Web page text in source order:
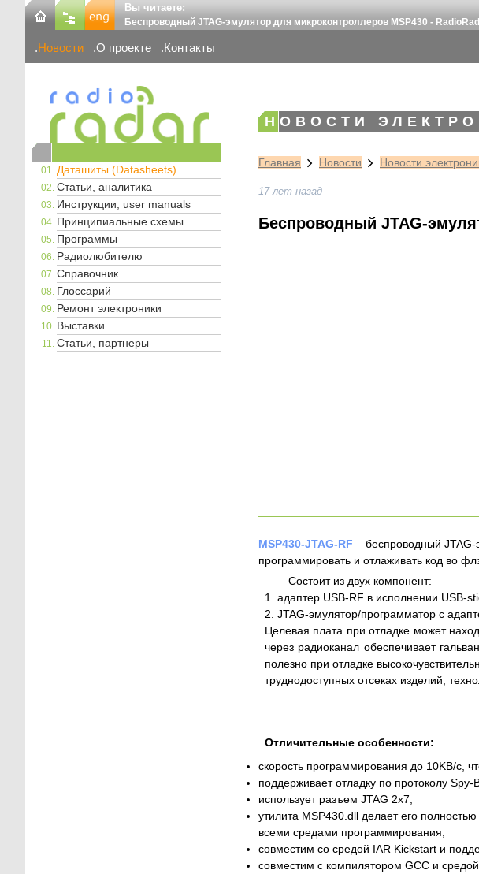
Вы читаете:
Беспроводный JTAG-эмулятор для микроконтроллеров MSP430 -
Новости О проекте Контакты
Даташиты (Datasheets)
Статьи, аналитика
Инструкции, user manuals
Принципиальные схемы
Программы
Радиолюбителю
Справочник
Глоссарий
Ремонт электроники
Выставки
Статьи, партнеры
НОВОСТИ
Главная Новости Новости
17 лет назад
Беспроводный JTAG-
MSP430-JTAG-RF – беспроводный
программировать и отлаживать код во
Состоит из двух компонент:
1. адаптер USB-RF в исполнении USB-
2. JTAG-эмулятор/программатор с
Целевая плата при отладке может
через радиоканал обеспечивает
полезно при отладке
труднодоступных отсеках изделий,
Отличительные особенности:
скорость программирования до 10KB/с,
поддерживает отладку по протоколу
использует разъем JTAG 2x7;
утилита MSP430.dll делает его
всеми средами программирования;
совместим со средой IAR Kickstart и
совместим с компилятором GCC и